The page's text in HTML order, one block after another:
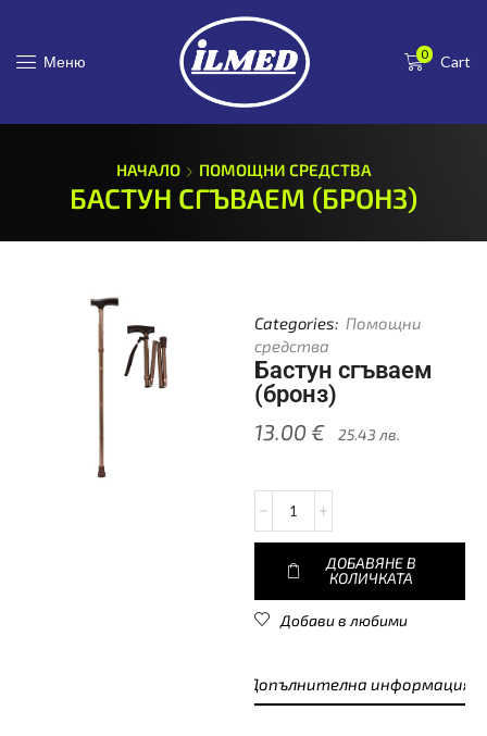
Меню 0 Cart
НАЧАЛО ПОМОЩНИ СРЕДСТВА
БАСТУН СГЪВАЕМ (БРОНЗ)
Categories: Помощни
средства
Бастун сгъваем
(бронз)
13.00 € 25.43 лв.
ДОБАВЯНЕ В
КОЛИЧКАТА
Добави в любими
Допълнителна информация